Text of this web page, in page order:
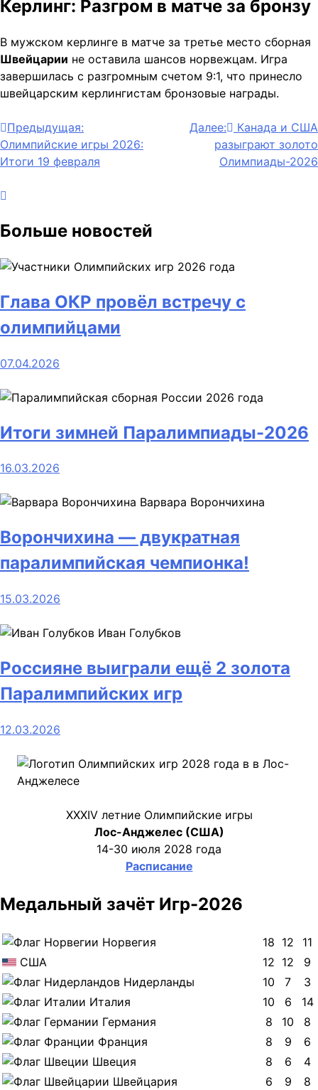
Керлинг: Разгром в матче за бронзу
В мужском керлинге в матче за третье место сборная
Швейцарии не оставила шансов норвежцам. Игра
завершилась с разгромным счетом 9:1, что принесло
швейцарским керлингистам бронзовые награды.
Навигация
по
Предыдущая:
Олимпийские игры 2026:
Итоги 19 февраля
Далее:
Канада и США
разыграют золото
Олимпиады-2026
Больше новостей
Глава ОКР провёл встречу с
олимпийцами
07.04.2026
Итоги зимней Паралимпиады-2026
16.03.2026
Варвара Ворончихина
Ворончихина — двукратная
паралимпийская чемпионка!
15.03.2026
Иван Голубков
Россияне выиграли ещё 2 золота
Паралимпийских игр
12.03.2026
XXXIV летние Олимпийские игры
Лос-Анджелес (США)
14-30 июля 2028 года
Расписание
Медальный зачёт Игр-2026
Норвегия 18 12
11
США
12 12
9
Нидерланды
10 7
3
Италия
10 6
14
Германия
8 10
8
Франция
8 9
6
Швеция
8 6
4
Швейцария
6 9
8